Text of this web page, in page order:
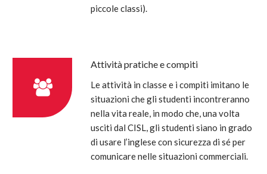
piccole classi).
Attività pratiche e compiti
Le attività in classe e i compiti imitano le
situazioni che gli studenti incontreranno
nella vita reale, in modo che, una volta
usciti dal CISL, gli studenti siano in grado
di usare l’inglese con sicurezza di sé per
comunicare nelle situazioni commerciali.